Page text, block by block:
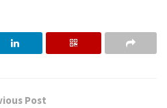
Post